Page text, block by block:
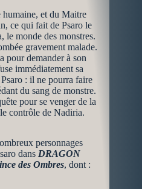
et du Maitre
ce qui fait de Psaro le
le monde des monstres.
gravement malade.
pour demander à son
immédiatement sa
: il ne pourra faire
du sang de monstre.
pour se venger de la
contrôle de Nadiria.
personnages
dans DRAGON
des Ombres, dont :